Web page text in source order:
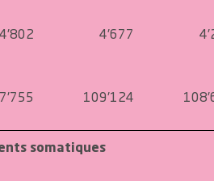
4'802 4'677
109'124
somatiques